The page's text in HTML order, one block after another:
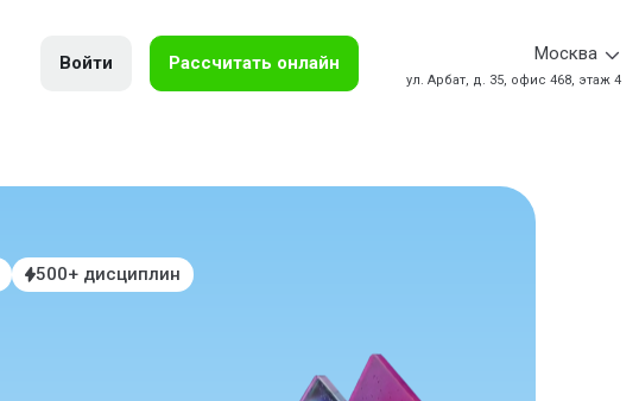
Войти Рассчитать онлайн Москва
ул. Арбат, д. 35, офис 468, этаж 4
500+ дисциплин